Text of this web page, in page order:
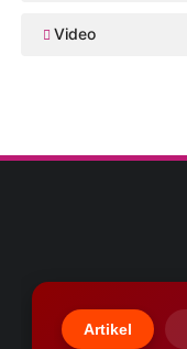
Video
Artikel